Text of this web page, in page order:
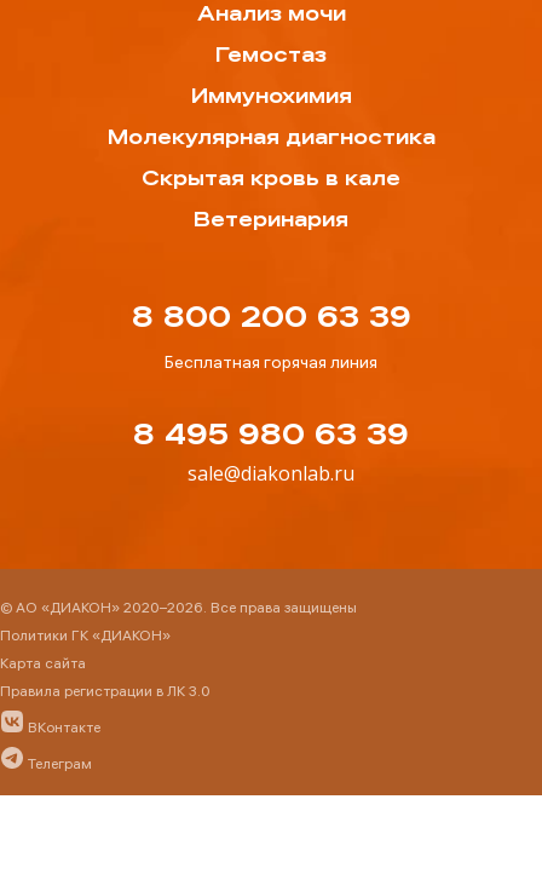
Анализ мочи
Гемостаз
Иммунохимия
Молекулярная диагностика
Скрытая кровь в кале
Ветеринария
8 800 200 63 39
Бесплатная горячая линия
8 495 980 63 39
sale@diakonlab.ru
© АО «ДИАКОН» 2020–2026. Все права защищены
Политики ГК «ДИАКОН»
Карта сайта
Правила регистрации в ЛК 3.0
ВКонтакте
Телеграм